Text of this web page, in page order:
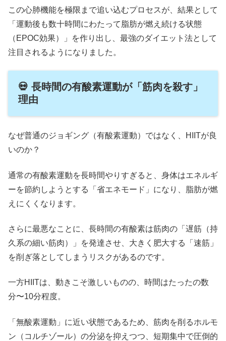
この心肺機能を極限まで追い込むプロセスが、結果として
「運動後も数十時間にわたって脂肪が燃え続ける状態
（EPOC効果）」を作り出し、最強のダイエット法として
注目されるようになりました。
💀 長時間の有酸素運動が「筋肉を殺す」
理由
なぜ普通のジョギング（有酸素運動）ではなく、HIITが良
いのか？
通常の有酸素運動を長時間やりすぎると、身体はエネルギ
ーを節約しようとする「省エネモード」になり、脂肪が燃
えにくくなります。
さらに最悪なことに、長時間の有酸素は筋肉の「遅筋（持
久系の細い筋肉）」を発達させ、大きく肥大する「速筋」
を削ぎ落としてしまうリスクがあるのです。
一方HIITは、動きこそ激しいものの、時間はたったの数
分〜10分程度。
「無酸素運動」に近い状態であるため、筋肉を削るホルモ
ン（コルチゾール）の分泌を抑えつつ、短期集中で圧倒的